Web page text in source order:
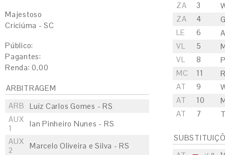
Majestoso
Criciúma - SC
Público:
Pagantes:
Renda: 0,00
ARBITRAGEM
ARB
Luiz Carlos Gomes - RS
AUX
1
Ian Pinheiro Nunes - RS
AUX
2
Marcelo Oliveira e Silva - RS
ZA
3
ZA
4
LE
6
VL
5
VL
8
MC
11
AT
9
AT
10
AT
7